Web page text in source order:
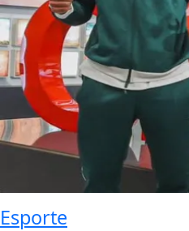
Esporte